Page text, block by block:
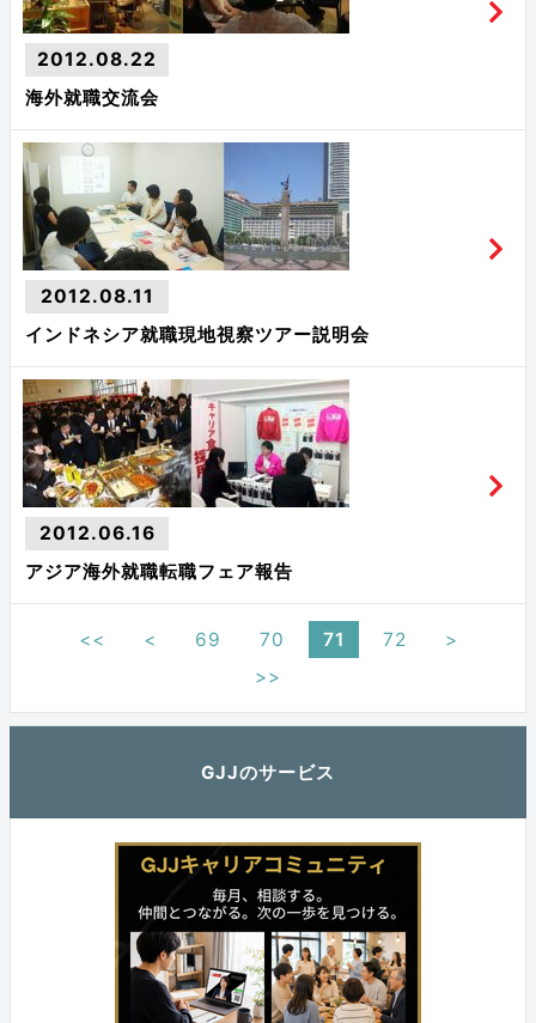
2012.08.22
海外就職交流会
2012.08.11
インドネシア就職現地視察ツアー説明会
2012.06.16
アジア海外就職転職フェア報告
<< < 69 70 71 72
>
>>
GJJのサービス